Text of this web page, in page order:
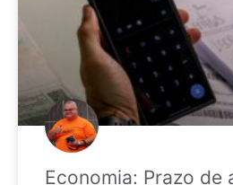
Economia: Prazo de